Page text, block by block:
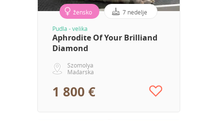
žensko 7 nedelje
Pudla - velika
Aphrodite Of Your Brilliand
Diamond
Szomolya
Mađarska
1 800 €